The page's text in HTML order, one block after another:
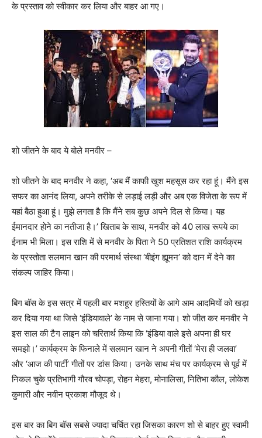
के प्रस्ताव को स्वीकार कर लिया और बाहर आ गए।
शो जीतने के बाद ये बोले मनवीर –
शो जीतने के बाद मनवीर ने कहा, ‘अब मैं काफी खुश महसूस कर रहा हूं। मैंने इस
सफर का आनंद लिया, अपने तरीके से लड़ाई लड़ी और अब एक विजेता के रूप में
यहां बैठा हुआ हूं। मुझे लगता है कि मैंने सब कुछ अपने दिल से किया। यह
ईमानदार होने का नतीजा है।’ खिताब के साथ, मनवीर को 40 लाख रूपये का
ईनाम भी मिला। इस राशि में से मनवीर के पिता ने 50 प्रतिशत राशि कार्यक्रम
के प्रस्तोता सलमान खान की परमार्थ संस्था ‘बीइंग ह्यूमन’ को दान में देने का
संकल्प जाहिर किया।
बिग बॉस के इस सत्र में पहली बार मशहूर हस्तियों के आगे आम आदमियों को खड़ा
कर दिया गया था जिसे ‘इंडियावाले’ के नाम से जाना गया। शो जीत कर मनवीर ने
इस साल की टैग लाइन को चरितार्थ किया कि ‘इंडिया वाले इसे अपना ही घर
समझो।’ कार्यक्रम के फिनाले में सलमान खान ने अपनी गीतों ‘मेरा ही जलवा’
और ‘आज की पार्टी’ गीतों पर डांस किया। उनके साथ मंच पर कार्यक्रम से पूर्व में
निकल चुके प्रतिभागी गौरव चोपड़ा, रोहन मेहरा, मोनालिसा, नितिभा कौल, लोकेश
कुमारी और नवीन प्रकाश मौजूद थे।
इस बार का बिग बॉस सबसे ज्यादा चर्चित रहा जिसका कारण शो से बाहर हुए स्वामी